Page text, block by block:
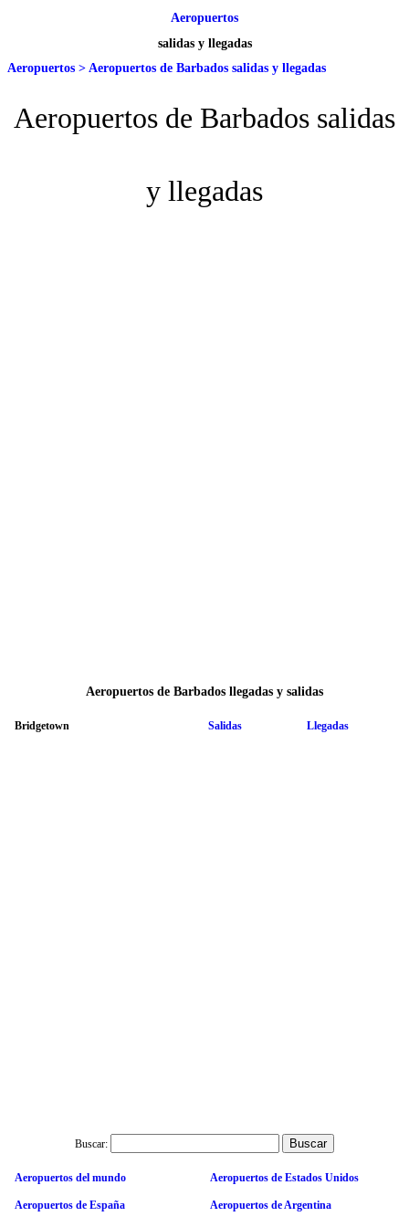
Aeropuertos
salidas y llegadas
Aeropuertos > Aeropuertos de Barbados salidas y llegadas
Aeropuertos de Barbados salidas
y llegadas
Aeropuertos de Barbados llegadas y salidas
Bridgetown Salidas Llegadas
Buscar:
Aeropuertos del mundo Aeropuertos de Estados Unidos
Aeropuertos de España Aeropuertos de Argentina